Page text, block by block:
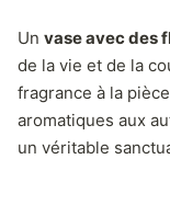
Un vase avec des
de la vie et de la
fragrance à la
aromatiques aux
un véritable